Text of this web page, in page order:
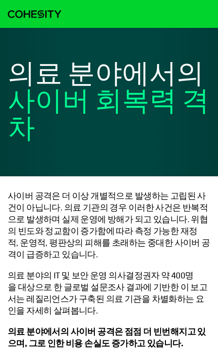
의료 분야에서의
사이버 회복력 격
차
사이버 공격은 더 이상 개별적으로 발생하는 고립된 사
건이 아닙니다. 의료 기관의 경우 이러한 사건은 반복적
으로 발생하며 실제 운영에 방해가 되고 있습니다. 위협
의 빈도와 정교함이 증가함에 따라 측정 가능한 재정
적, 운영적, 평판상의 피해를 초래하는 중대한 사이버 공
격이 급증하고 있습니다.
의료 분야의 IT 및 보안 운영 의사결정권자 약 400명
을 대상으로 한 글로벌 설문조사 결과에 기반한 이 보고
서는 레질리언스가 구축된 의료 기관을 차별화하는 요
인을 자세히 살펴봅니다.
의료 분야에서의 사이버 공격은 점점 더 빈번해지고 있
으며, 그로 인한 비용 손실도 증가하고 있습니다.